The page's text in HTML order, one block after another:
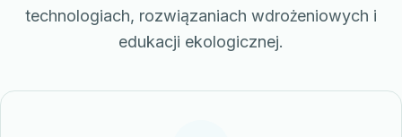
technologiach, rozwiązaniach wdrożeniowych i
edukacji ekologicznej.